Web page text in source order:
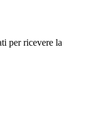
per ricevere la